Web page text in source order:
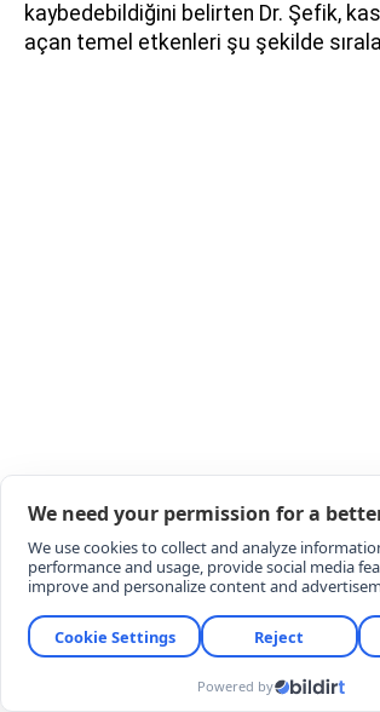
kaybedebildiğini belirten Dr. Şefik, kas
açan temel etkenleri şu şekilde
Gebelik ve normal doğum
Menopoz ve ilerleyen yaş
Geçirilmiş pelvik cerrahiler